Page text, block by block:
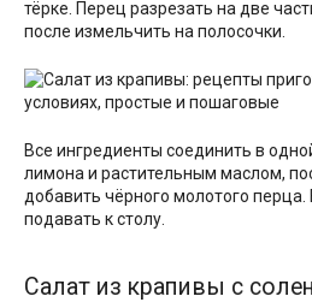
тёрке. Перец разрезать на две
после измельчить на полосочки.
Все ингредиенты соединить в
лимона и растительным маслом,
добавить чёрного молотого
подавать к столу.
Салат из крапивы с